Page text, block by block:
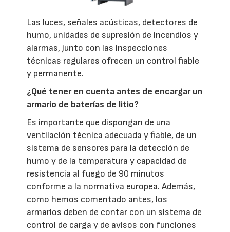
Las luces, señales acústicas, detectores de
humo, unidades de supresión de incendios y
alarmas, junto con las inspecciones
técnicas regulares ofrecen un control fiable
y permanente.
¿Qué tener en cuenta antes de encargar un
armario de baterías de litio?
Es importante que dispongan de una
ventilación técnica adecuada y fiable, de un
sistema de sensores para la detección de
humo y de la temperatura y capacidad de
resistencia al fuego de 90 minutos
conforme a la normativa europea. Además,
como hemos comentado antes, los
armarios deben de contar con un sistema de
control de carga y de avisos con funciones